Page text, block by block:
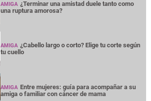
AMIGA ¿Terminar una amistad duele tanto como
una ruptura amorosa?
AMIGA ¿Cabello largo o corto? Elige tu corte según
tu cuello
AMIGA Entre mujeres: guía para acompañar a su
amiga o familiar con cáncer de mama